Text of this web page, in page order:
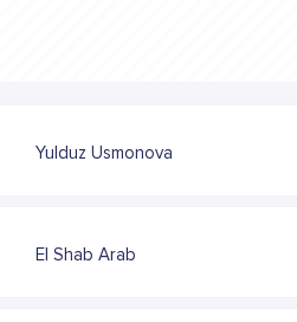
Yulduz Usmonova
El Shab Arab